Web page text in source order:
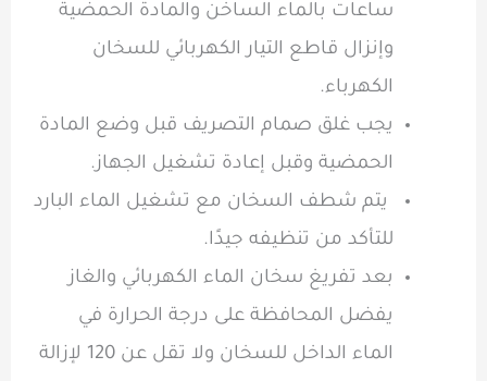
ساعات بالماء الساخن والمادة الحمضية
وإنزال قاطع التيار الكهربائي للسخان
الكهرباء.
يجب غلق صمام التصريف قبل وضع المادة
الحمضية وقبل إعادة تشغيل الجهاز.
يتم شطف السخان مع تشغيل الماء البارد
للتأكد من تنظيفه جيدًا.
بعد تفريغ سخان الماء الكهربائي والغاز
يفضل المحافظة على درجة الحرارة في
الماء الداخل للسخان ولا تقل عن 120 لإزالة